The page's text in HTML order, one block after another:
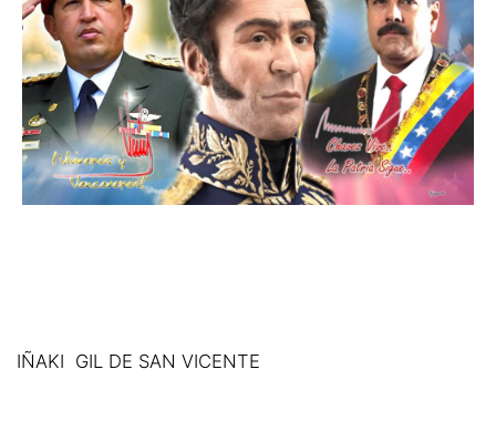
IÑAKI GIL DE SAN VICENTE